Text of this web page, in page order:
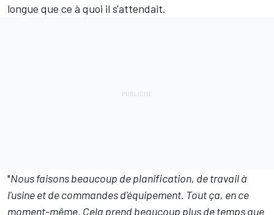
longue que ce à quoi il s'attendait.
"Nous faisons beaucoup de planification, de travail à
l'usine et de commandes d'équipement. Tout ça, en ce
moment-même. Cela prend beaucoup plus de temps que